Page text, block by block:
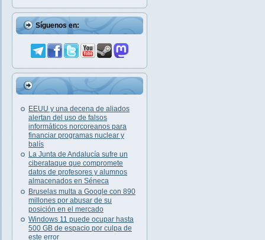
Síguenos en:
EEUU y una decena de aliados
alertan del uso de falsos
informáticos norcoreanos para
financiar programas nuclear y
balís
La Junta de Andalucía sufre un
ciberataque que compromete
datos de profesores y alumnos
almacenados en Séneca
Bruselas multa a Google con 890
millones por abusar de su
posición en el mercado
Windows 11 puede ocupar hasta
500 GB de espacio por culpa de
este error